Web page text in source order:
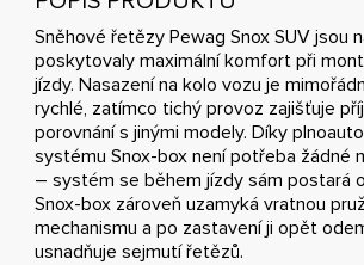
Sněhové řetězy Pewag Snox SUV jsou
poskytovaly maximální komfort při
jízdy. Nasazení na kolo vozu je
rychlé, zatímco tichý provoz zajišťuje
porovnání s jinými modely. Díky
systému Snox-box není potřeba žádné
– systém se během jízdy sám postará
Snox-box zároveň uzamyká vratnou
mechanismu a po zastavení ji opět
usnadňuje sejmutí řetězů.